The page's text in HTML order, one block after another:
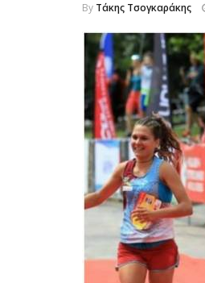
By Τάκης Τσογκαράκης